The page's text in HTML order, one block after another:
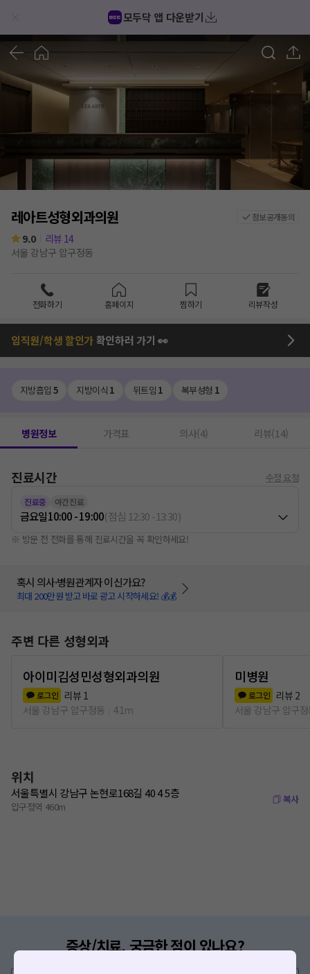
모두닥 앱 다운받기
10
레아트성형외과의원 정보공개동의
9.0 리뷰 14
서울 강남구 압구정동
전화하기 홈페이지 찜하기 리뷰작성
임직원/학생 할인가확인하러 가기 👀
지방흡입 5 지방이식 1 뒤트임 1 복부성형 1
병원정보 가격표 의사(4) 리뷰(14)
진료시간 수정 요청
진료중 야간진료
금요일10:00 - 19:00(점심 12:30-13:30)
※ 방문 전 전화를 통해 진료시간을 꼭 확인하세요!
혹시 의사·병원관계자 이신가요?
최대 200만원 받고 바로 광고 시작하세요! 💰💰
주변 다른 성형외과
아이미김성민성형외과의원
로그인 리뷰 1
서울 강남구 압구정동
41m
미병원
로그인 리뷰 2
서울 강남구 압구
위치
서울특별시 강남구 논현로168길 40 4 5층
압구정역 460m
복사
증상/치료, 궁금한 점이 있나요?